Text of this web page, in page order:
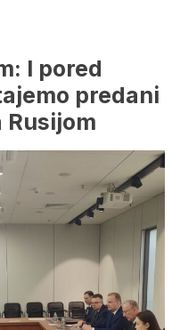
I pored
predani
Rusijom